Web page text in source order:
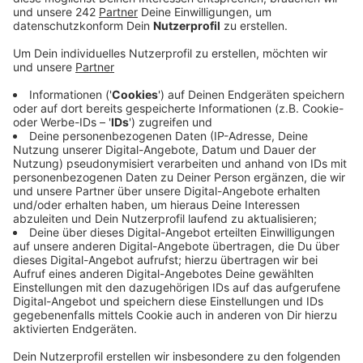
Verwaltung die vielen Reisebusse, die Köln in der
Adventszeit ansteuern, an der Messe in Deutz
halten lassen und die Touristen mit einem
Busshuttle in die Innenstadt bringen. Dafür gibt es
viel Kritik.
Veröffentlicht: Mittwoch, 10.06.2020 17:33
Anzeige
Bis zu 300 Touristenbusse steuern Köln pro Tag in der
Adventszeit an. Für die Geschäfte und
Weihnachtsmärkte in der City sind dies wichtige
Kunden. KölnTourismus und FDP kritisieren deshalb die
Pläne der Verwaltung massiv. Über eine eigene
Busspur auf der Deutzer Brücke sollen die